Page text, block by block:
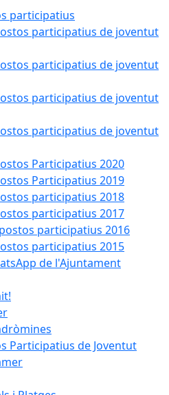
participatius
participatius de joventut
participatius de joventut
participatius de joventut
participatius de joventut
Participatius 2020
Participatius 2019
participatius 2018
participatius 2017
participatius 2016
participatius 2015
de l'Ajuntament
Participatius de Joventut